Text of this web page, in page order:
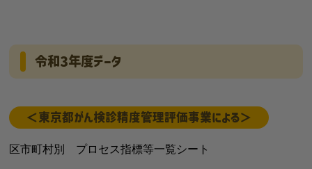
令和3年度データ
＜東京都がん検診精度管理評価事業による＞
区市町村別 プロセス指標等一覧シート